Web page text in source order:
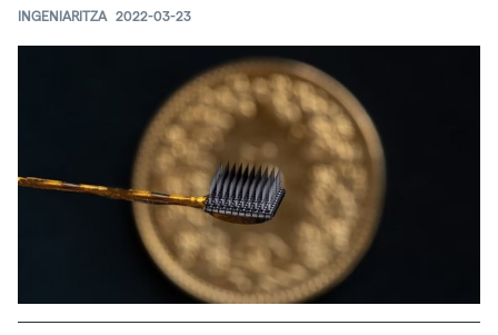
INGENIARITZA 2022-03-23